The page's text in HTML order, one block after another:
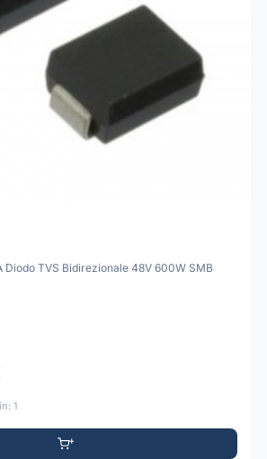
Diodo TVS Bidirezionale 48V 600W SMB
1